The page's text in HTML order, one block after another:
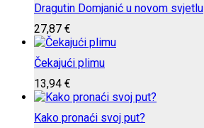
Dragutin Domjanić u novom svjetlu
27,87 €
Čekajući plimu
13,94 €
Kako pronaći svoj put?